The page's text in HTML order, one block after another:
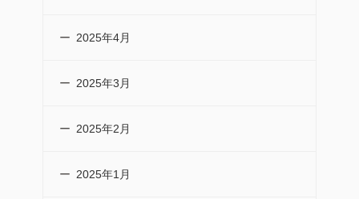
2025年4月
2025年3月
2025年2月
2025年1月